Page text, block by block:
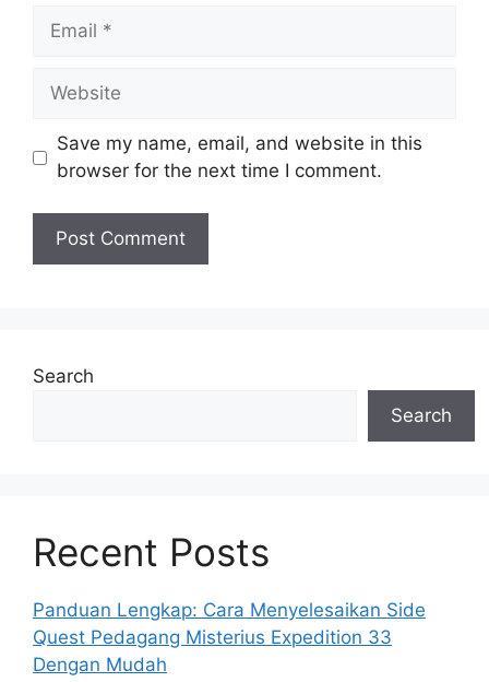
Email
Website
Save my name, email, and website in this
browser for the next time I comment.
Search
Search
Recent Posts
Panduan Lengkap: Cara Menyelesaikan Side
Quest Pedagang Misterius Expedition 33
Dengan Mudah